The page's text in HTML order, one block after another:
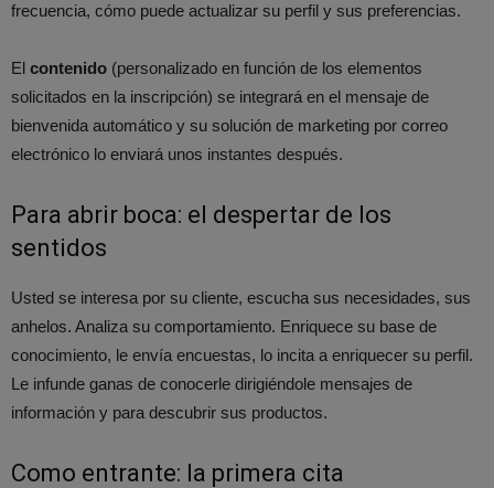
frecuencia, cómo puede actualizar su perfil y sus preferencias.
El contenido (personalizado en función de los elementos
solicitados en la inscripción) se integrará en el mensaje de
bienvenida automático y su solución de marketing por correo
electrónico lo enviará unos instantes después.
Para abrir boca: el despertar de los
sentidos
Usted se interesa por su cliente, escucha sus necesidades, sus
anhelos. Analiza su comportamiento. Enriquece su base de
conocimiento, le envía encuestas, lo incita a enriquecer su perfil.
Le infunde ganas de conocerle dirigiéndole mensajes de
información y para descubrir sus productos.
Como entrante: la primera cita